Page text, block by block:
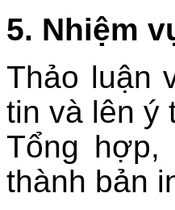
5. Nhiệm
Thảo luận
tin và lên ý
Tổng hợp,
thành bản